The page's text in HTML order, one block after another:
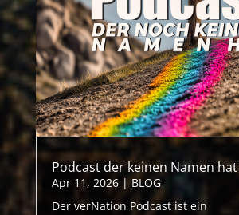
Podcast der keinen Namen hat
Apr 11, 2026| BLOG
Der verNation Podcast ist ein